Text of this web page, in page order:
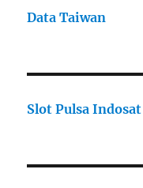
Data Taiwan
Slot Pulsa Indosat